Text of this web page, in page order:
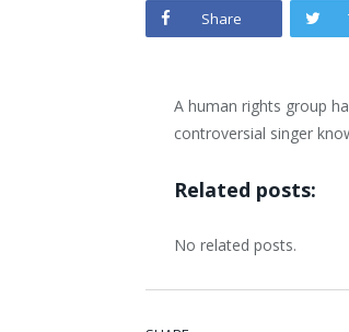
Share
A human rights group
controversial singer
Related posts:
No related posts.